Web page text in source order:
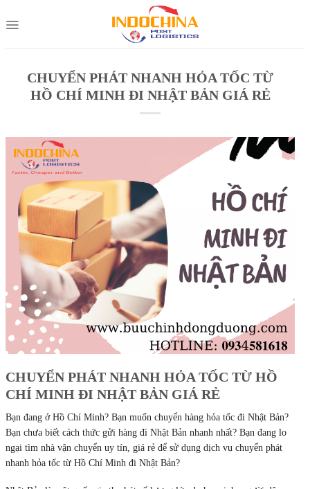
to
CHUYỂN PHÁT NHANH HỎA TỐC TỪ
HỒ CHÍ MINH ĐI NHẬT BẢN GIÁ RẺ
CHUYỂN PHÁT NHANH HỎA TỐC TỪ HỒ
CHÍ MINH ĐI NHẬT BẢN GIÁ RẺ
Bạn đang ở Hồ Chí Minh? Bạn muốn chuyển hàng hỏa tốc đi Nhật Bản?
Bạn chưa biết cách thức gửi hàng đi Nhật Bản nhanh nhất? Bạn đang lo
ngại tìm nhà vận chuyển uy tín, giá rẻ để sử dụng dịch vụ chuyển phát
nhanh hỏa tốc từ Hồ Chí Minh đi Nhật Bản?